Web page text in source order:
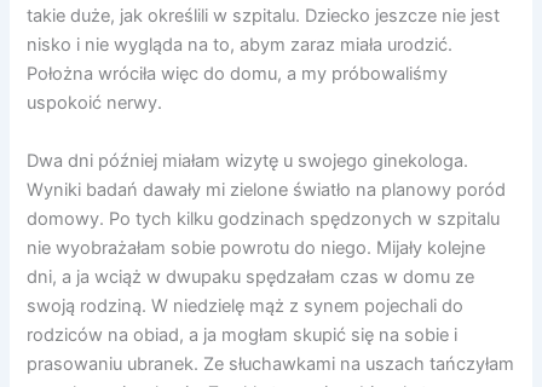
takie duże, jak określili w szpitalu. Dziecko jeszcze nie jest
nisko i nie wygląda na to, abym zaraz miała urodzić.
Położna wróciła więc do domu, a my próbowaliśmy
uspokoić nerwy.
Dwa dni później miałam wizytę u swojego ginekologa.
Wyniki badań dawały mi zielone światło na planowy poród
domowy. Po tych kilku godzinach spędzonych w szpitalu
nie wyobrażałam sobie powrotu do niego. Mijały kolejne
dni, a ja wciąż w dwupaku spędzałam czas w domu ze
swoją rodziną. W niedzielę mąż z synem pojechali do
rodziców na obiad, a ja mogłam skupić się na sobie i
prasowaniu ubranek. Ze słuchawkami na uszach tańczyłam